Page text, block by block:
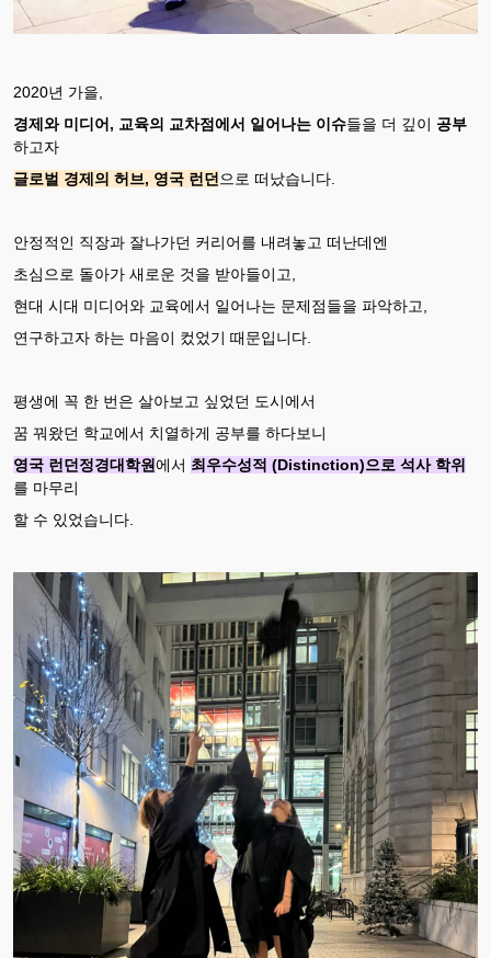
2020년 가을,
경제와 미디어, 교육의 교차점에서 일어나는 이슈들을 더 깊이 공부
하고자
글로벌 경제의 허브, 영국 런던으로 떠났습니다.
안정적인 직장과 잘나가던 커리어를 내려놓고 떠난데엔
초심으로 돌아가 새로운 것을 받아들이고,
현대 시대 미디어와 교육에서 일어나는 문제점들을 파악하고,
연구하고자 하는 마음이 컸었기 때문입니다.
평생에 꼭 한 번은 살아보고 싶었던 도시에서
꿈 꿔왔던 학교에서 치열하게 공부를 하다보니
영국 런던정경대학원에서 최우수성적 (Distinction)으로 석사 학위
를 마무리
할 수 있었습니다.